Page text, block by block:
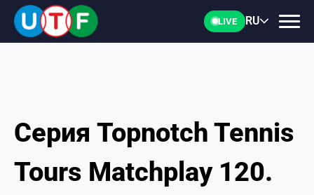
LIVE RU
ГЛАВНАЯ
ФТУ
Серия Topnotch Tennis
Tours Matchplay 120.